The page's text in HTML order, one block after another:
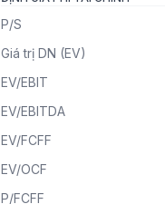
P/S
Giá trị DN (EV)
EV/EBIT
EV/EBITDA
EV/FCFF
EV/OCF
P/FCFF